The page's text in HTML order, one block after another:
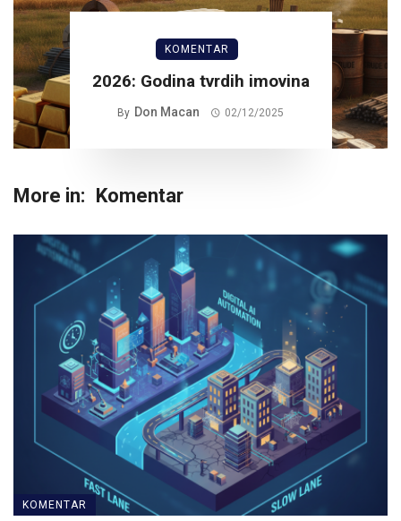
KOMENTAR
2026: Godina tvrdih imovina
By Don Macan 02/12/2025
More in: Komentar
KOMENTAR